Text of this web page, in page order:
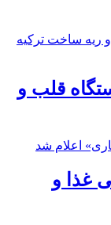
قلب و
غذا و